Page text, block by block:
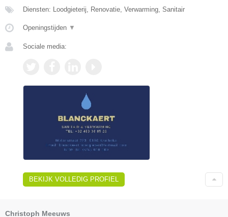
Diensten: Loodgieterij, Renovatie, Verwarming, Sanitair
Openingstijden ▼
Sociale media:
BEKIJK VOLLEDIG PROFIEL
Christoph Meeuws